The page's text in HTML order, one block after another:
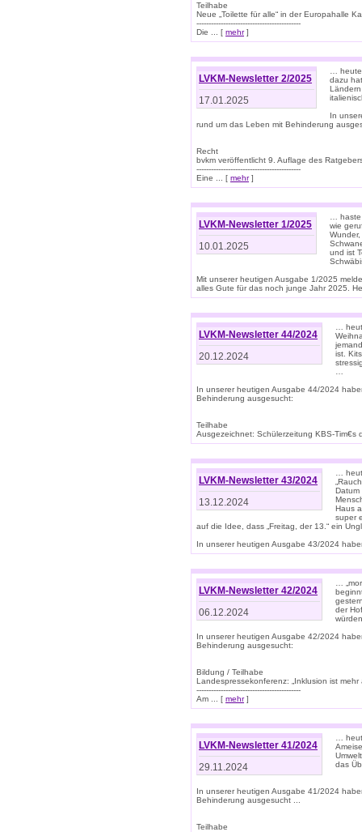
Teilhabe
Neue „Toilette für alle“ in der Europahalle
-------------------------------------------
Die ... [ mehr]
LVKM-Newsletter 2/2025
17.01.2025
…
dazu
In
rund um das Leben mit Behinderung
Recht
bvkm veröffentlicht 9. Auflage des
-------------------------------------------
Eine ... [ mehr]
LVKM-Newsletter 1/2025
10.01.2025
…
wie
und ist
Mit unserer heutigen Ausgabe 1/2025
alles Gute für das noch junge Jahr 2025.
LVKM-Newsletter 44/2024
20.12.2024
…
ist.
In unserer heutigen Ausgabe 44/2024
Behinderung ausgesucht:
Teilhabe
Ausgezeichnet: Schülerzeitung KBS-Tim€s
LVKM-Newsletter 43/2024
13.12.2024
…
Datum
Haus
super
auf die Idee, dass „Freitag, der 13.“ ein
In unserer heutigen Ausgabe 43/2024
LVKM-Newsletter 42/2024
06.12.2024
…
der
In unserer heutigen Ausgabe 42/2024
Behinderung ausgesucht:
Bildung / Teilhabe
Landespressekonferenz: „Inklusion ist mehr
-------------------------------------------
Am ... [ mehr]
LVKM-Newsletter 41/2024
29.11.2024
…
das
In unserer heutigen Ausgabe 41/2024
Behinderung ausgesucht ...
Teilhabe